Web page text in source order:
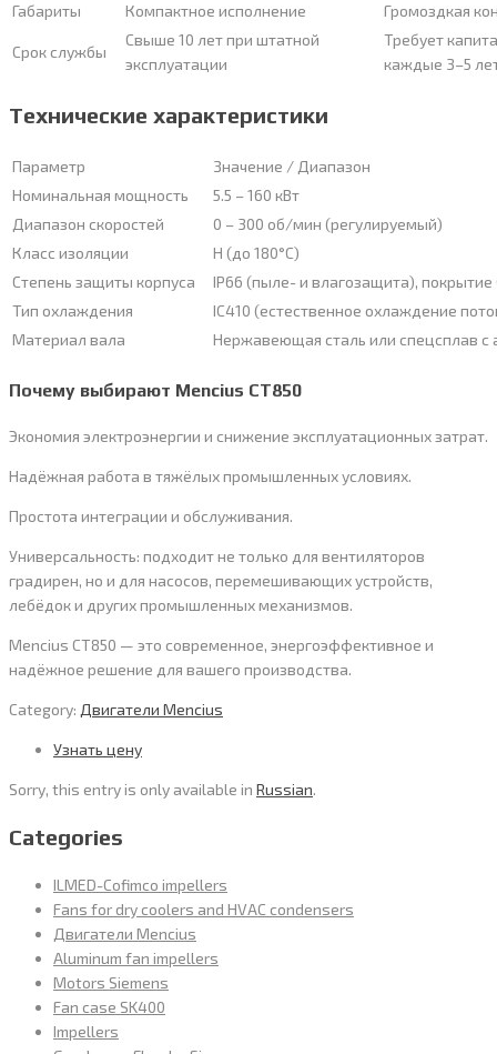
Габариты
Компактное исполнение Громоздкая
Срок службы
Свыше 10 лет при штатной
эксплуатации
Требует
каждые 3–5
Технические характеристики
Параметр
Значение / Диапазон
Номинальная мощность
5.5 – 160 кВт
Диапазон скоростей
0 – 300 об/мин (регулируемый)
Класс изоляции
H (до 180°C)
Степень защиты корпуса
IP66 (пыле- и влагозащита), покрытие
Тип охлаждения
IC410 (естественное охлаждение
Материал вала
Нержавеющая сталь или спецсплав
Почему выбирают Mencius CT850
Экономия электроэнергии и снижение эксплуатационных затрат.
Надёжная работа в тяжёлых промышленных условиях.
Простота интеграции и обслуживания.
Универсальность: подходит не только для вентиляторов
градирен, но и для насосов, перемешивающих устройств,
лебёдок и других промышленных механизмов.
Mencius CT850 — это современное, энергоэффективное и
надёжное решение для вашего производства.
Category: Двигатели Mencius
Узнать цену
Sorry, this entry is only available in Russian.
Categories
ILMED-Cofimco impellers
Fans for dry coolers and HVAC condensers
Двигатели Mencius
Aluminum fan impellers
Motors Siemens
Fan case SK400
Impellers